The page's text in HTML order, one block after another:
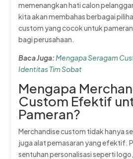
memenangkan hati calon
kita akan membahas berbagai
custom yang cocok untuk
bagi perusahaan.
Baca Juga:Mengapa Seragam
Identitas Tim Sobat
Mengapa
Custom Efektif
Pameran?
Merchandise custom tidak hanya
juga alat pemasaran yang efektif.
sentuhan personalisasi seperti